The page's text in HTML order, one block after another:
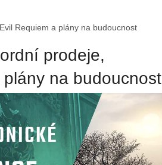
Requiem a plány na budoucnost
prodeje,
na budoucnost